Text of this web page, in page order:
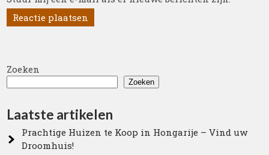
Zoeken
Zoeken
Laatste artikelen
Prachtige Huizen te Koop in Hongarije – Vind uw
Droomhuis!